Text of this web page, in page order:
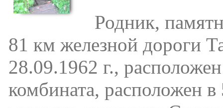
Родник,
81 км железной дороги
28.09.1962 г.,
комбината, расположен